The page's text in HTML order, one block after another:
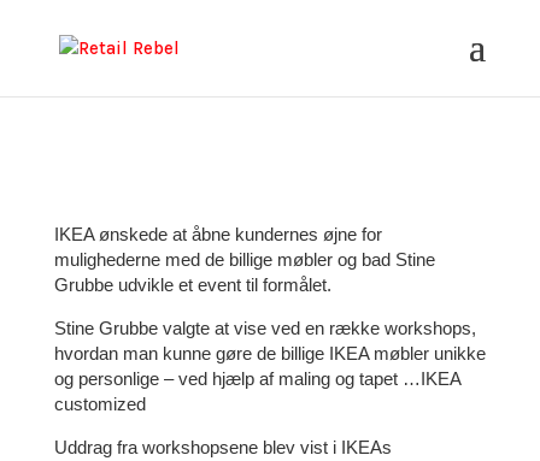
IKEA ønskede at åbne kundernes øjne for
mulighederne med de billige møbler og bad Stine
Grubbe udvikle et event til formålet.
Stine Grubbe valgte at vise ved en række workshops,
hvordan man kunne gøre de billige IKEA møbler unikke
og personlige – ved hjælp af maling og tapet …IKEA
customized
Uddrag fra workshopsene blev vist i IKEAs